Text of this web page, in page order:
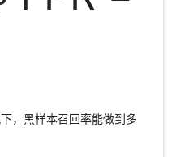
，黑样本召回率能做到多